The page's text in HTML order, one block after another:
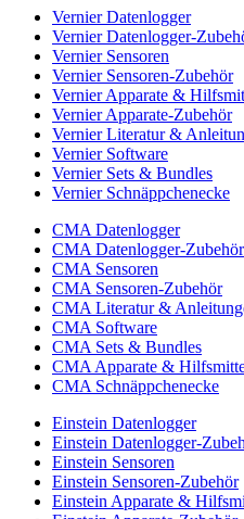
Vernier Datenlogger
Vernier Datenlogger-
Vernier Sensoren
Vernier Sensoren-Zubehör
Vernier Apparate &
Vernier Apparate-Zubehör
Vernier Literatur &
Vernier Software
Vernier Sets & Bundles
Vernier Schnäppchenecke
CMA Datenlogger
CMA Datenlogger-Zubehör
CMA Sensoren
CMA Sensoren-Zubehör
CMA Literatur &
CMA Software
CMA Sets & Bundles
CMA Apparate &
CMA Schnäppchenecke
Einstein Datenlogger
Einstein Datenlogger-
Einstein Sensoren
Einstein Sensoren-Zubehör
Einstein Apparate &